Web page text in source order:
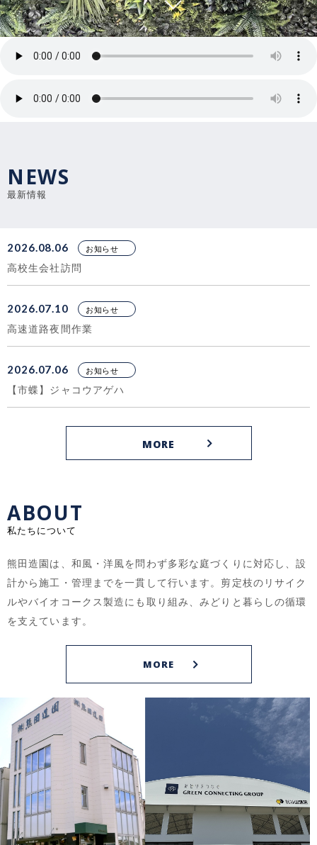
SCROLL
NEWS
最新情報
2026.08.06 お知らせ
高校生会社訪問
2026.07.10 お知らせ
高速道路夜間作業
2026.07.06 お知らせ
【市蝶】ジャコウアゲハ
MORE
ABOUT
私たちについて
熊田造園は、和風・洋風を問わず多彩な庭づくりに対応し、設
計から施工・管理までを一貫して行います。剪定枝のリサイク
ルやバイオコークス製造にも取り組み、みどりと暮らしの循環
を支えています。
MORE